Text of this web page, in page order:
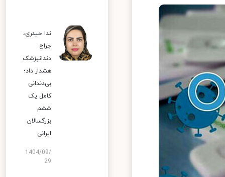
ندا حیدری،
جراح
دندانپزشک
هشدار داد؛
بی‌دندانی
کامل یک
ششم
بزرگسالان
ایرانی
1404/09/
29